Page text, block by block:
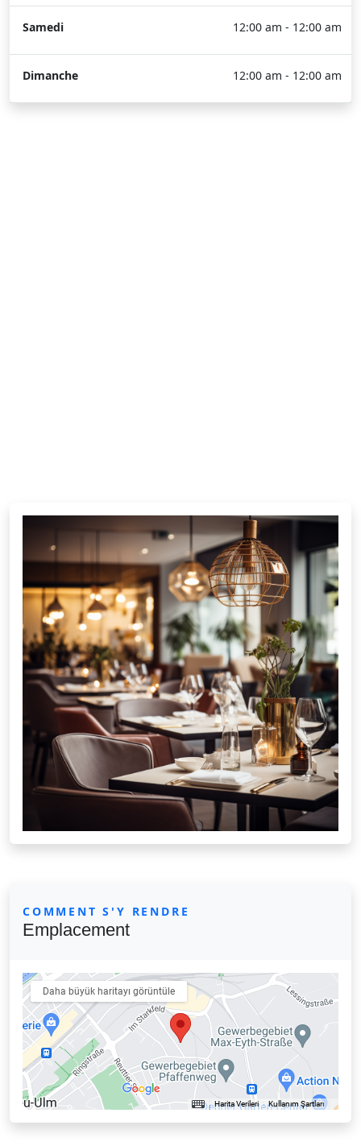
Samedi 12:00 am - 12:00 am
Dimanche 12:00 am - 12:00 am
COMMENT S'Y RENDRE
Emplacement